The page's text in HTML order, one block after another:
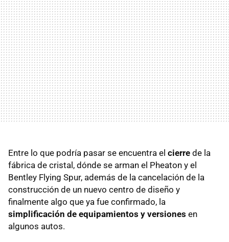
Entre lo que podría pasar se encuentra el cierre de la
fábrica de cristal, dónde se arman el Pheaton y el
Bentley Flying Spur, además de la cancelación de la
construcción de un nuevo centro de diseño y
finalmente algo que ya fue confirmado, la
simplificación de equipamientos y versiones en
algunos autos.